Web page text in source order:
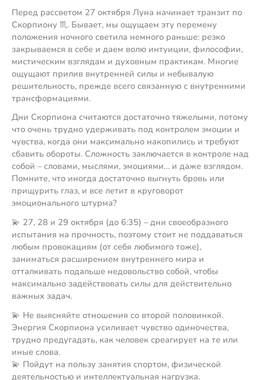
Перед рассветом 27 октября Луна начинает транзит по
Скорпиону ♏️. Бывает, мы ощущаем эту перемену
положения ночного светила немного раньше: резко
закрываемся в себе и даем волю интуиции, философии,
мистическим взглядам и духовным практикам. Многие
ощущают прилив внутренней силы и небывалую
решительность, прежде всего связанную с внутренними
трансформациями.
Дни Скорпиона считаются достаточно тяжелыми, потому
что очень трудно удерживать под контролем эмоции и
чувства, когда они максимально накопились и требуют
сбавить обороты. Сложность заключается в контроле над
собой – словами, мыслями, эмоциями… и даже взглядом.
Помните, что иногда достаточно выгнуть бровь или
прищурить глаз, и все летит в круговорот
эмоционального штурма?
💫 27, 28 и 29 октября (до 6:35) – дни своеобразного
испытания на прочность, поэтому стоит не поддаваться
любым провокациям (от себя любимого тоже),
заниматься расширением внутреннего мира и
отталкивать подальше недовольство собой, чтобы
максимально задействовать силы для действительно
важных задач.
💫 Не выясняйте отношения со второй половинкой.
Энергия Скорпиона усиливает чувство одиночества,
трудно предугадать, как человек среагирует на те или
иные слова.
💫 Пойдут на пользу занятия спортом, физической
деятельностью и интеллектуальная нагрузка.